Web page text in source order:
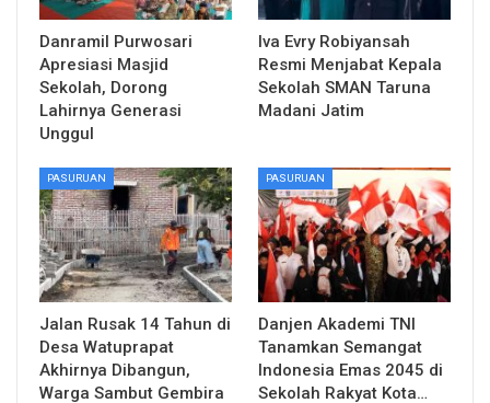
Danramil Purwosari
Apresiasi Masjid
Sekolah, Dorong
Lahirnya Generasi
Unggul
Iva Evry Robiyansah
Resmi Menjabat Kepala
Sekolah SMAN Taruna
Madani Jatim
PASURUAN
Jalan Rusak 14 Tahun di
Desa Watuprapat
Akhirnya Dibangun,
Warga Sambut Gembira
PASURUAN
Danjen Akademi TNI
Tanamkan Semangat
Indonesia Emas 2045 di
Sekolah Rakyat Kota…